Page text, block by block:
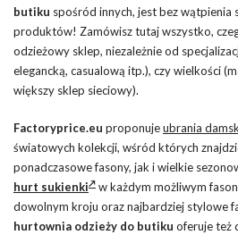
butiku spośród innych, jest bez wątpienia
produktów! Zamówisz tutaj wszystko,
odzieżowy sklep, niezależnie od
elegancką, casualową itp.), czy wielkości
większy sklep sieciowy).
Factoryprice.eu proponujeubrania
światowych kolekcji, wśród których
ponadczasowe fasony, jak i wielkie
hurt sukienki
w każdym możliwym
dowolnym kroju oraz najbardziej stylowe
hurtownia odzieży do butiku oferuje też